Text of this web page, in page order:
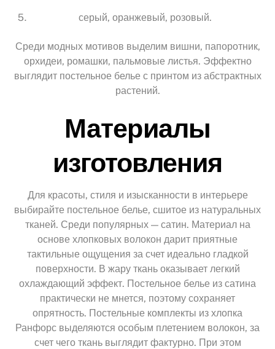
серый, оранжевый, розовый.
Среди модных мотивов выделим вишни, папоротник,
орхидеи, ромашки, пальмовые листья. Эффектно
выглядит постельное белье с принтом из абстрактных
растений.
Материалы
изготовления
Для красоты, стиля и изысканности в интерьере
выбирайте постельное белье, сшитое из натуральных
тканей. Среди популярных — сатин. Материал на
основе хлопковых волокон дарит приятные
тактильные ощущения за счет идеально гладкой
поверхности. В жару ткань оказывает легкий
охлаждающий эффект. Постельное белье из сатина
практически не мнется, поэтому сохраняет
опрятность. Постельные комплекты из хлопка
Ранфорс выделяются особым плетением волокон, за
счет чего ткань выглядит фактурно. При этом